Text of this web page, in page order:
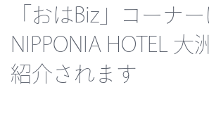
「おはBiz」コーナー
NIPPONIA HOTEL 大
紹介されます